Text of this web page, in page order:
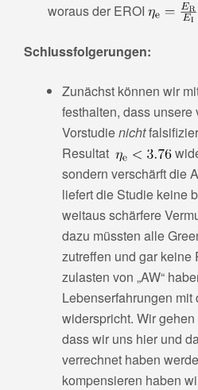
woraus der EROI
Schlussfolgerungen:
Zunächst können wir
festhalten, dass
Vorstudienicht
Resultat
sondern verschärft die
liefert die Studie keine
weitaus schärfere
dazu müssten alle
zutreffen und gar keine
zulasten von „AW“
Lebenserfahrungen mit
widerspricht. Wir
dass wir uns hier und
verrechnet haben
kompensieren haben